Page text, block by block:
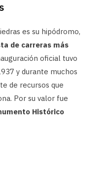
es su hipódromo,
de carreras más
oficial tuvo
y durante muchos
de recursos que
Por su valor fue
Histórico